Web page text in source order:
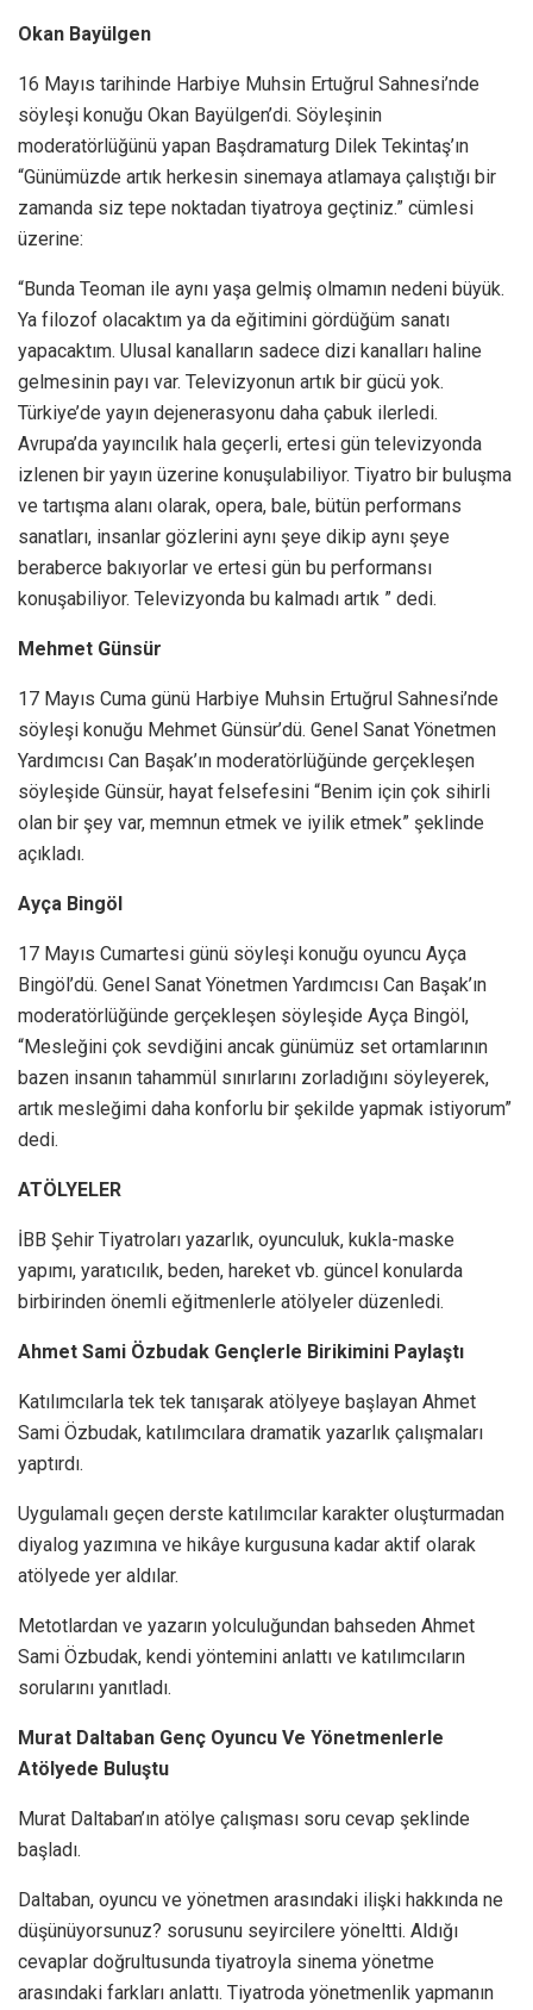
Okan Bayülgen
16 Mayıs tarihinde Harbiye Muhsin Ertuğrul Sahnesi’nde
söyleşi konuğu Okan Bayülgen’di. Söyleşinin
moderatörlüğünü yapan Başdramaturg Dilek Tekintaş’ın
“Günümüzde artık herkesin sinemaya atlamaya çalıştığı bir
zamanda siz tepe noktadan tiyatroya geçtiniz.” cümlesi
üzerine:
“Bunda Teoman ile aynı yaşa gelmiş olmamın nedeni büyük.
Ya filozof olacaktım ya da eğitimini gördüğüm sanatı
yapacaktım. Ulusal kanalların sadece dizi kanalları haline
gelmesinin payı var. Televizyonun artık bir gücü yok.
Türkiye’de yayın dejenerasyonu daha çabuk ilerledi.
Avrupa’da yayıncılık hala geçerli, ertesi gün televizyonda
izlenen bir yayın üzerine konuşulabiliyor. Tiyatro bir buluşma
ve tartışma alanı olarak, opera, bale, bütün performans
sanatları, insanlar gözlerini aynı şeye dikip aynı şeye
beraberce bakıyorlar ve ertesi gün bu performansı
konuşabiliyor. Televizyonda bu kalmadı artık ” dedi.
Mehmet Günsür
17 Mayıs Cuma günü Harbiye Muhsin Ertuğrul Sahnesi’nde
söyleşi konuğu Mehmet Günsür’dü. Genel Sanat Yönetmen
Yardımcısı Can Başak’ın moderatörlüğünde gerçekleşen
söyleşide Günsür, hayat felsefesini “Benim için çok sihirli
olan bir şey var, memnun etmek ve iyilik etmek” şeklinde
açıkladı.
Ayça Bingöl
17 Mayıs Cumartesi günü söyleşi konuğu oyuncu Ayça
Bingöl’dü. Genel Sanat Yönetmen Yardımcısı Can Başak’ın
moderatörlüğünde gerçekleşen söyleşide Ayça Bingöl,
“Mesleğini çok sevdiğini ancak günümüz set ortamlarının
bazen insanın tahammül sınırlarını zorladığını söyleyerek,
artık mesleğimi daha konforlu bir şekilde yapmak istiyorum”
dedi.
ATÖLYELER
İBB Şehir Tiyatroları yazarlık, oyunculuk, kukla-maske
yapımı, yaratıcılık, beden, hareket vb. güncel konularda
birbirinden önemli eğitmenlerle atölyeler düzenledi.
Ahmet Sami Özbudak Gençlerle Birikimini Paylaştı
Katılımcılarla tek tek tanışarak atölyeye başlayan Ahmet
Sami Özbudak, katılımcılara dramatik yazarlık çalışmaları
yaptırdı.
Uygulamalı geçen derste katılımcılar karakter oluşturmadan
diyalog yazımına ve hikâye kurgusuna kadar aktif olarak
atölyede yer aldılar.
Metotlardan ve yazarın yolculuğundan bahseden Ahmet
Sami Özbudak, kendi yöntemini anlattı ve katılımcıların
sorularını yanıtladı.
Murat Daltaban Genç Oyuncu Ve Yönetmenlerle
Atölyede Buluştu
Murat Daltaban’ın atölye çalışması soru cevap şeklinde
başladı.
Daltaban, oyuncu ve yönetmen arasındaki ilişki hakkında ne
düşünüyorsunuz? sorusunu seyircilere yöneltti. Aldığı
cevaplar doğrultusunda tiyatroyla sinema yönetme
arasındaki farkları anlattı. Tiyatroda yönetmenlik yapmanın